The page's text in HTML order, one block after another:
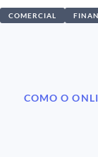
COMERCIAL
COMO O